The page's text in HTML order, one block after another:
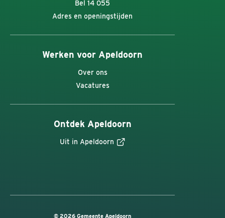
Bel 14 055
Adres en openingstijden
Werken voor Apeldoorn
Over ons
Vacatures
Ontdek Apeldoorn
Uit in Apeldoorn
© 2026 Gemeente Apeldoorn